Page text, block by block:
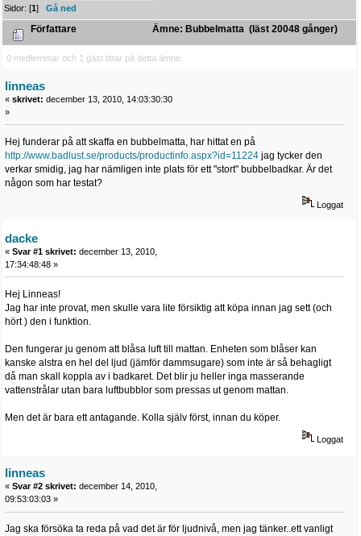
Sidor: [1]Gå ned
Författare Ämne: Bubbelmatta (läst 20048 gånger)
0 medlemmar och 1 gäst tittar på detta ämne.
linneas
« skrivet: december 13, 2010, 14:03:30:30
»
Hej funderar på att skaffa en bubbelmatta, har hittat en på
http://www.badlust.se/products/productinfo.aspx?id=11224 jag tycker den
verkar smidig, jag har nämligen inte plats för ett "stort" bubbelbadkar. Är det
någon som har testat?
Loggat
dacke
« Svar #1 skrivet: december 13, 2010,
17:34:48:48 »
Hej Linneas!
Jag har inte provat, men skulle vara lite försiktig att köpa innan jag sett (och
hört ) den i funktion.
Den fungerar ju genom att blåsa luft till mattan. Enheten som blåser kan
kanske alstra en hel del ljud (jämför dammsugare) som inte är så behagligt
då man skall koppla av i badkaret. Det blir ju heller inga masserande
vattenstrålar utan bara luftbubblor som pressas ut genom mattan.
Men det är bara ett antagande. Kolla själv först, innan du köper.
Loggat
linneas
« Svar #2 skrivet: december 14, 2010,
09:53:03:03 »
Jag ska försöka ta reda på vad det är för ljudnivå, men jag tänker..ett vanligt